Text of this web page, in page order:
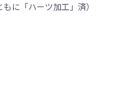
に「ハーツ加工」済）